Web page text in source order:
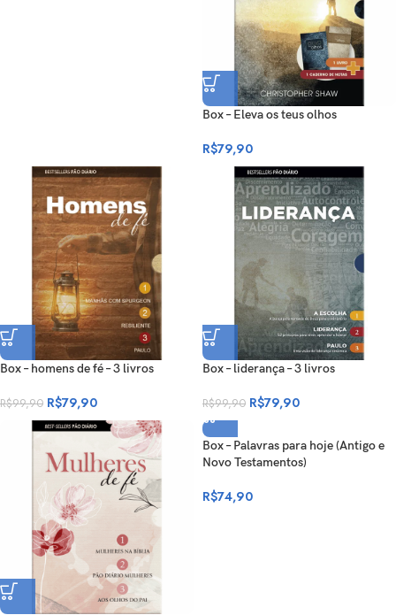
Box – Eleva os teus olhos
R$79,90
Box – homens de fé – 3 livros
R$99,90 R$79,90
Box – liderança – 3 livros
R$99,90 R$79,90
Box – Palavras para hoje (Antigo e
Novo Testamentos)
R$74,90